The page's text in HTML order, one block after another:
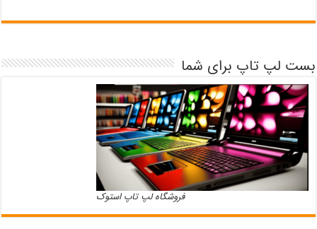
بست لپ تاپ برای شما
فروشگاه لپ تاپ استوک